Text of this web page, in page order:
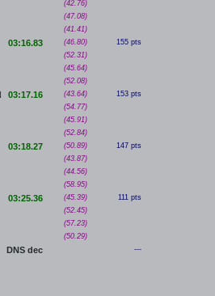
(42.76)
(47.08)
(41.41)
03:16.83 (46.80) 155 pts
(52.31)
(45.64)
(52.08)
03:17.16 (43.64) 153 pts
(54.77)
(45.91)
(52.84)
03:18.27 (50.89) 147 pts
(43.87)
(44.56)
(58.95)
03:25.36 (45.39) 111 pts
(52.45)
(57.23)
(50.29)
DNS dec ---